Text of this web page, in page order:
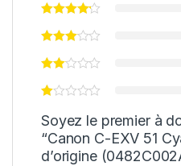
Soyez le premier à
“Canon C-EXV 51
d’origine